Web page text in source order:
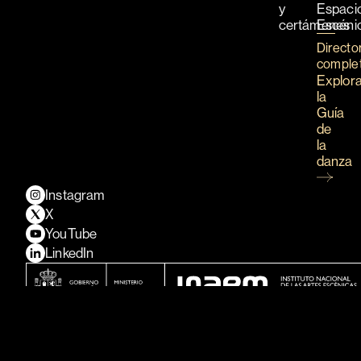
y
certámenes
la
Guía
de
la
danza
Instagram
X
YouTube
LinkedIn